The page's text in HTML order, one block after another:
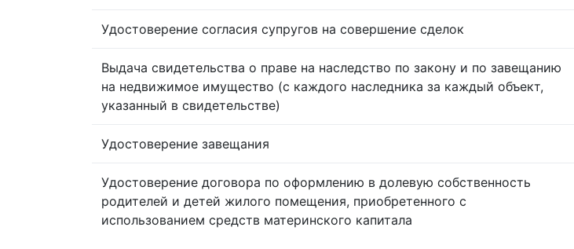
Удостоверение согласия супругов на совершение сделок
Выдача свидетельства о праве на наследство по закону и по завещанию
на недвижимое имущество (с каждого наследника за каждый объект,
указанный в свидетельстве)
Удостоверение завещания
Удостоверение договора по оформлению в долевую собственность
родителей и детей жилого помещения, приобретенного с
использованием средств материнского капитала